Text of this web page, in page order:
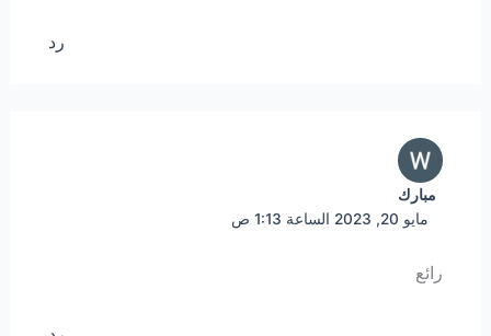
رد
مبارك
مايو 20, 2023 الساعة 1:13 ص
رائع